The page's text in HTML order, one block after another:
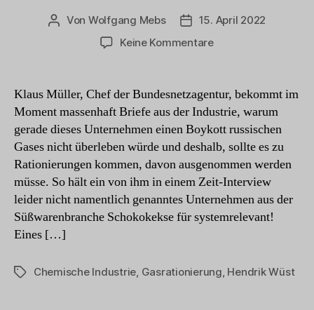
Beitragsautor
Von Wolfgang Mebs Beitragsdatum
15. April 2022
Keine Kommentarezu
anders
Klaus Müller, Chef der Bundesnetzagentur, bekommt im
Moment massenhaft Briefe aus der Industrie, warum
gerade dieses Unternehmen einen Boykott russischen
Gases nicht überleben würde und deshalb, sollte es zu
Rationierungen kommen, davon ausgenommen werden
müsse. So hält ein von ihm in einem Zeit-Interview
leider nicht namentlich genanntes Unternehmen aus der
Süßwarenbranche Schokokekse für systemrelevant!
Eines […]
Schlagwörter
Chemische Industrie, Gasrationierung, Hendrik Wüst